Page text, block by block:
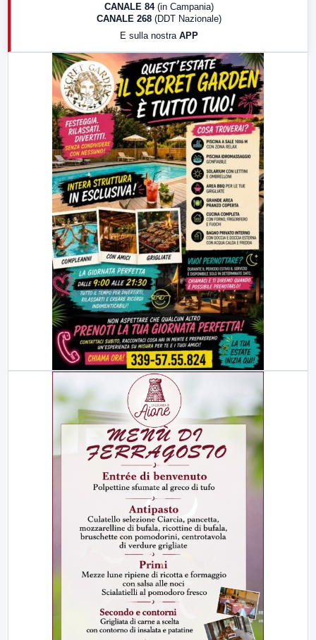
LabNews (replica)
CANALE 84 (in Campania)
CANALE 268 (DDT Nazionale)
E sulla nostra APP